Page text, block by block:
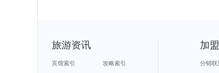
旅游资讯
宾馆索引
攻略索引
加
分销联